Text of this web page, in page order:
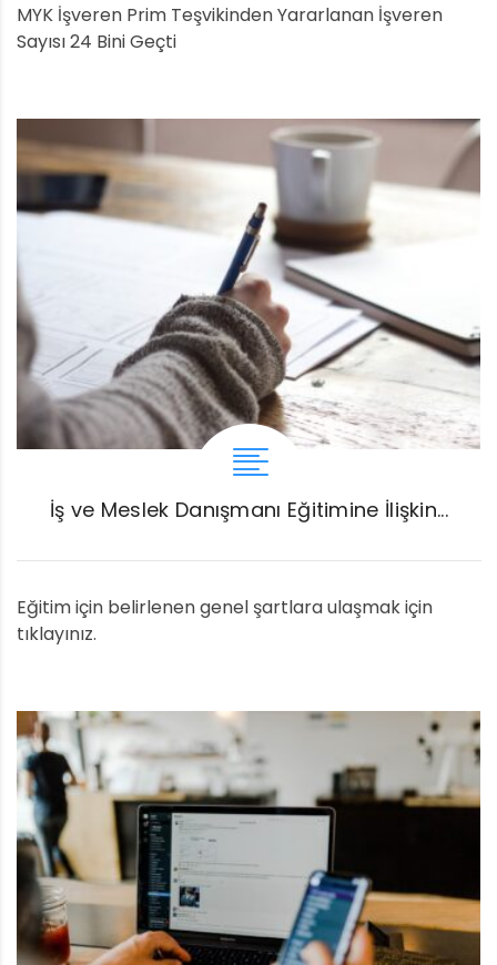
MYK İşveren Prim Teşvikinden Yararlanan İşveren
Sayısı 24 Bini Geçti
İş ve Meslek Danışmanı Eğitimine İlişkin...
Eğitim için belirlenen genel şartlara ulaşmak için
tıklayınız.